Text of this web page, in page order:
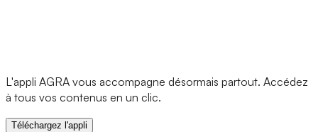
L'appli AGRA vous accompagne désormais partout. Accédez
à tous vos contenus en un clic.
Téléchargez l'appli